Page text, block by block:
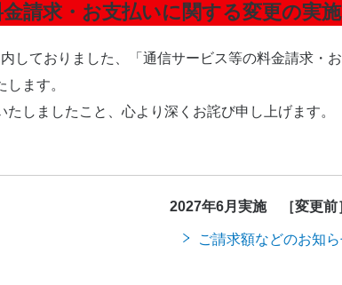
請求・お支払いに関する変更の実
しておりました、「通信サービス等の料金請求・
ます。
しましたこと、心より深くお詫び申し上げます。
2027年6月実施 ［変更前
ご請求額などのお知